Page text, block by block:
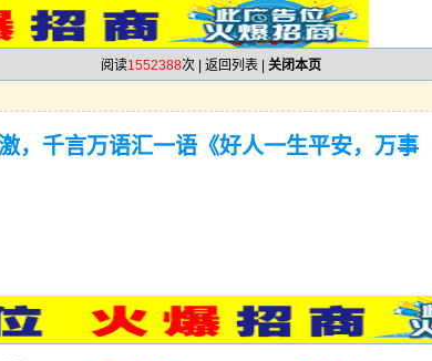
阅读1552388次 | 返回列表 关闭本页
，千言万语汇一语《好人一生平安，万事